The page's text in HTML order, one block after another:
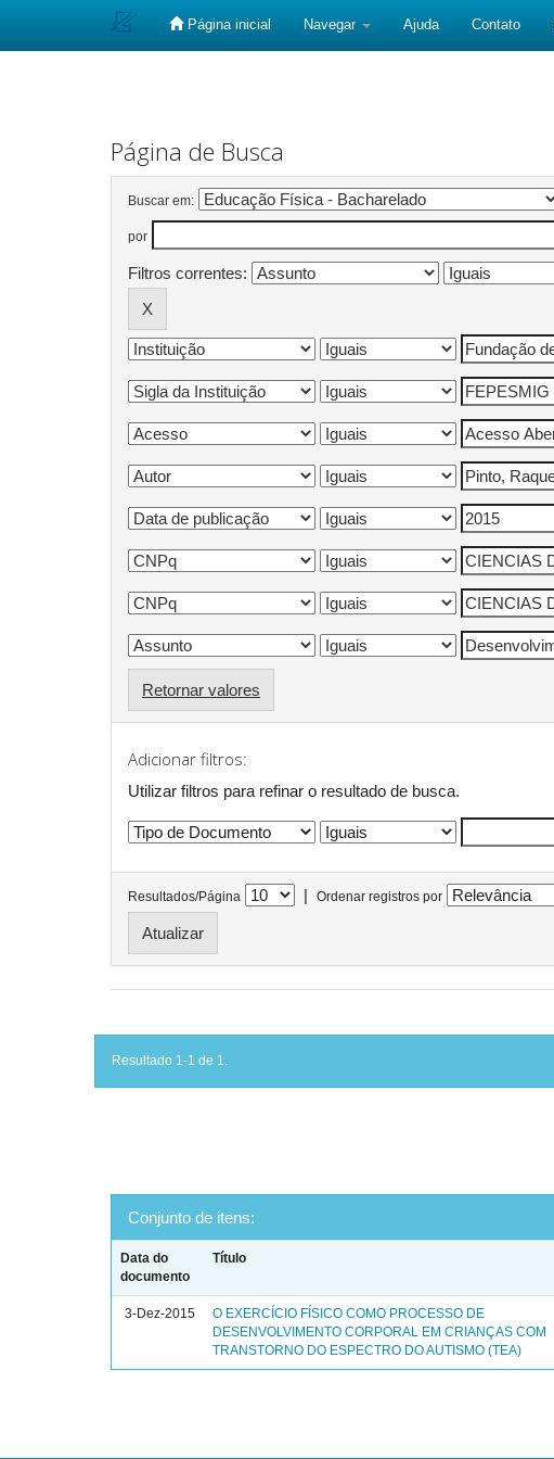
Página inicial Navegar Ajuda Contato
Página de Busca
Buscar em:
por
Filtros correntes:
Retornar valores
Adicionar filtros:
Utilizar filtros para refinar o resultado de busca.
Resultados/Página | Ordenar registros por
Resultado 1-1 de 1.
Conjunto de itens:
Data do
documento
Título
3-Dez-2015
O EXERCÍCIO FÍSICO COMO PROCESSO DE
DESENVOLVIMENTO CORPORAL EM CRIANÇAS COM
TRANSTORNO DO ESPECTRO DO AUTISMO (TEA)